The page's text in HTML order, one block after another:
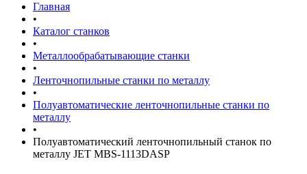
Главная
•
Каталог станков
•
Металлообрабатывающие станки
•
Ленточнопильные станки по металлу
•
Полуавтоматические ленточнопильные станки по
металлу
•
Полуавтоматический ленточнопильный станок по
металлу JET MBS-1113DASP